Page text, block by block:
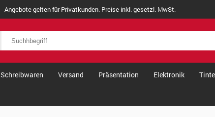
Angebote gelten für Privatkunden. Preise inkl. gesetzl. MwSt.
Schreibwaren Versand Präsentation Elektronik